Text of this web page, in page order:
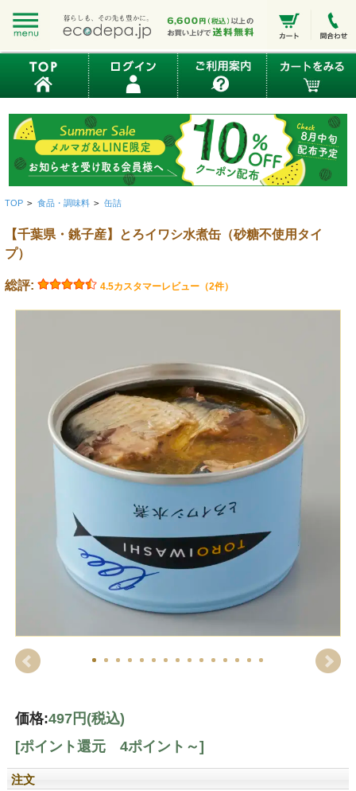
TOP > 食品・調味料 > 缶詰
【千葉県・銚子産】とろイワシ水煮缶（砂糖不使用タイ
プ）
総評: 4.5カスタマーレビュー（2件）
価格:497円 (税込)
[ポイント還元 4ポイント～]
注文